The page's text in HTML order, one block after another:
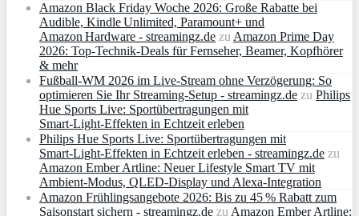
Amazon Black Friday Woche 2026: Große Rabatte bei
Audible, Kindle Unlimited, Paramount+ und
Amazon Hardware - streamingz.de zuAmazon Prime Day
2026: Top-Technik-Deals für Fernseher, Beamer, Kopfhörer
& mehr
Fußball-WM 2026 im Live-Stream ohne Verzögerung: So
optimieren Sie Ihr Streaming-Setup - streamingz.de zu Philips
Hue Sports Live: Sportübertragungen mit
Smart‑Light‑Effekten in Echtzeit erleben
Philips Hue Sports Live: Sportübertragungen mit
Smart‑Light‑Effekten in Echtzeit erleben - streamingz.de zu
Amazon Ember Artline: Neuer Lifestyle Smart TV mit
Ambient‑Modus, QLED‑Display und Alexa‑Integration
Amazon Frühlingsangebote 2026: Bis zu 45 % Rabatt zum
Saisonstart sichern - streamingz.de zuAmazon Ember Artline: